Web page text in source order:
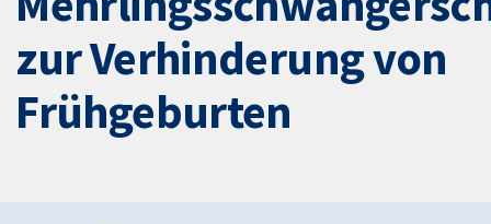
zur Verhinderung von
Frühgeburten